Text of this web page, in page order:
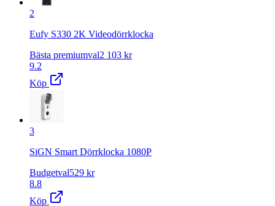
2
Eufy S330 2K Videodörrklocka
Bästa premiumval2 103 kr
9.2
Köp
3
SiGN Smart Dörrklocka 1080P
Budgetval529 kr
8.8
Köp